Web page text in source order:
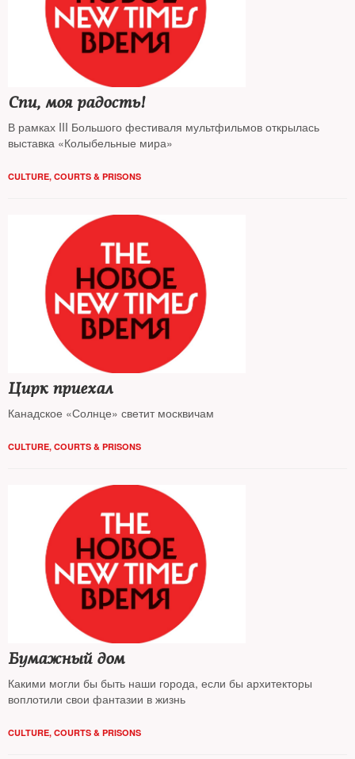
Спи, моя радость!
В рамках III Большого фестиваля мультфильмов открылась
выставка «Колыбельные мира»
CULTURE, COURTS & PRISONS
Цирк приехал
Канадское «Солнце» светит москвичам
CULTURE, COURTS & PRISONS
Бумажный дом
Какими могли бы быть наши города, если бы архитекторы
воплотили свои фантазии в жизнь
CULTURE, COURTS & PRISONS